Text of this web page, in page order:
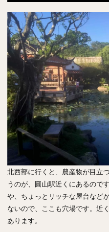
北西部に行くと、農産物が目立
うのが、圓山駅近くにあるので
や、ちょっとリッチな屋台など
ないので、ここも穴場です。近
あります。